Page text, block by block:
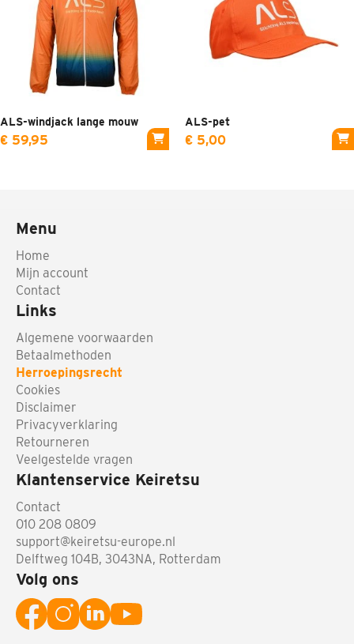
ALS-windjack lange mouw
€ 59,95
ALS-pet
€ 5,00
Menu
Home
Mijn account
Contact
Links
Algemene voorwaarden
Betaalmethoden
Herroepingsrecht
Cookies
Disclaimer
Privacyverklaring
Retourneren
Veelgestelde vragen
Klantenservice Keiretsu
Contact
010 208 0809
support@keiretsu-europe.nl
Delftweg 104B, 3043NA, Rotterdam
Volg ons